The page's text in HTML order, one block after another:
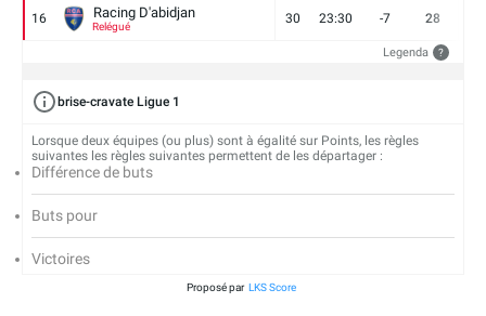
16 Racing D'abidjan
Relégué
30 23:30 -7 28
Legenda ?
brise-cravate Ligue 1
Lorsque deux équipes (ou plus) sont à égalité sur Points, les règles
suivantes les règles suivantes permettent de les départager :
Différence de buts
Buts pour
Victoires
Proposé par LKS Score